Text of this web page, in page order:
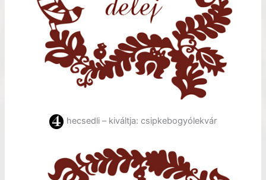
hecsedli – kiváltja: csipkebogyólekvár